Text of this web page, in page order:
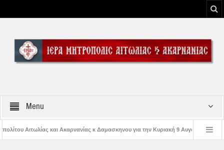
Menu
κ Δαμασκηνου για την Κυριακή 9 Αυγούστου 2026 Η εορτή της